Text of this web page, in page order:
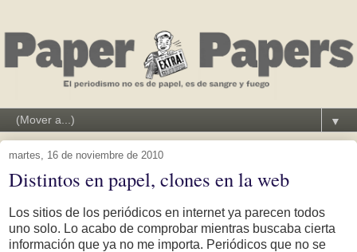
▼
martes, 16 de noviembre de 2010
Distintos en papel, clones en la web
Los sitios de los periódicos en internet ya parecen todos
uno solo. Lo acabo de comprobar mientras buscaba cierta
información que ya no me importa. Periódicos que no se